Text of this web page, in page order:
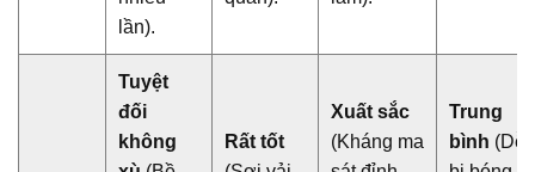
lần).
Tuyệt
đối
không
Rất tốt
Xuất sắc
(Kháng ma
Trung
bình (Dễ